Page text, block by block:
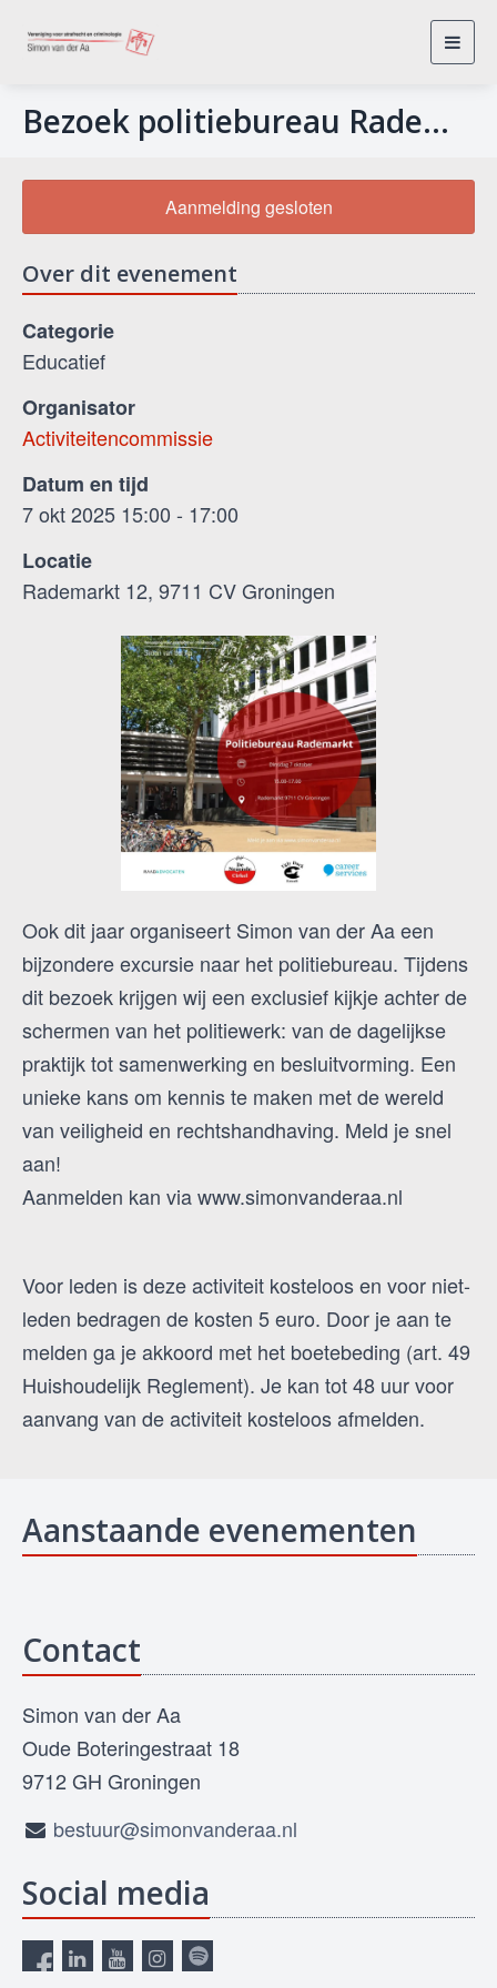
Bezoek politiebureau Rademarkt
Aanmelding gesloten
Over dit evenement
Categorie
Educatief
Organisator
Activiteitencommissie
Datum en tijd
7 okt 2025 15:00 - 17:00
Locatie
Rademarkt 12, 9711 CV Groningen
Ook dit jaar organiseert Simon van der Aa een
bijzondere excursie naar het politiebureau. Tijdens
dit bezoek krijgen wij een exclusief kijkje achter de
schermen van het politiewerk: van de dagelijkse
praktijk tot samenwerking en besluitvorming. Een
unieke kans om kennis te maken met de wereld
van veiligheid en rechtshandhaving. Meld je snel
aan!
Aanmelden kan via www.simonvanderaa.nl
Voor leden is deze activiteit kosteloos en voor niet-
leden bedragen de kosten 5 euro. Door je aan te
melden ga je akkoord met het boetebeding (art. 49
Huishoudelijk Reglement). Je kan tot 48 uur voor
aanvang van de activiteit kosteloos afmelden.
Aanstaande evenementen
Contact
Simon van der Aa
Oude Boteringestraat 18
9712 GH Groningen
bestuur@simonvanderaa.nl
Social media